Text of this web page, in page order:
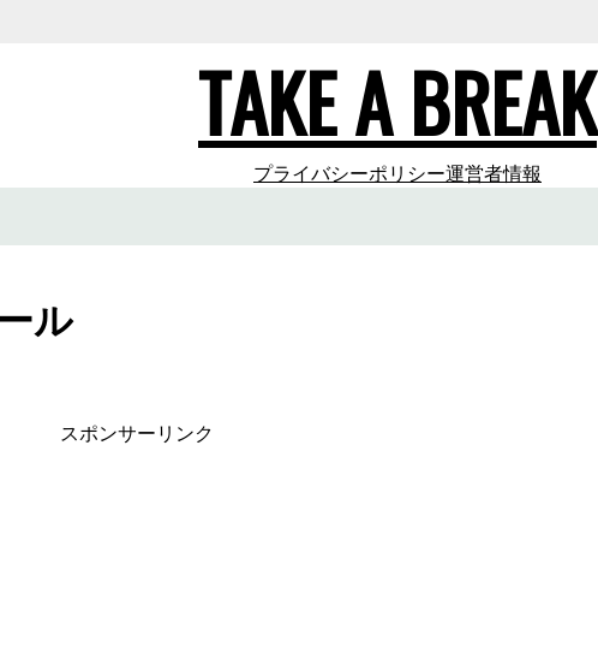
TAKE A BREAK
プライバシーポリシー運営者情報
ル
スポンサーリンク